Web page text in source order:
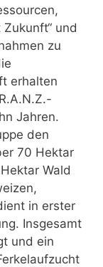
und
zu
erhalten
Jahren.
den
70 Hektar
Wald
in erster
Insgesamt
und ein